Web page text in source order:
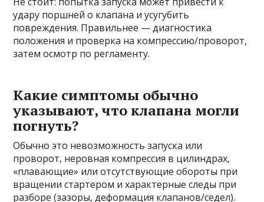
удару поршней о клапана и усугубить
повреждения. Правильнее — диагностика
положения и проверка на компрессию/проворот,
затем осмотр по регламенту.
Какие симптомы обычно
указывают, что клапана могли
погнуть?
Обычно это невозможность запуска или
проворот, неровная компрессия в цилиндрах,
«плавающие» или отсутствующие обороты при
вращении стартером и характерные следы при
разборе (зазоры, деформация клапанов/седел).